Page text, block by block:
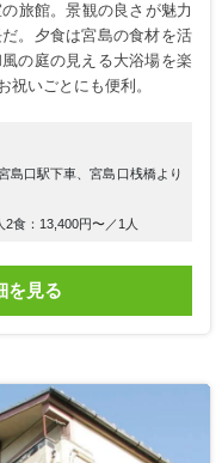
旅館。景観の良さが魅力
。夕食は宮島の食材を活
の庭の見える大浴場を楽
祝いごとにも便利。
島口駅下車、宮島口桟橋より
食：13,400円〜／1人
を見る